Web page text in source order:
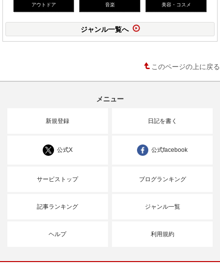
アウトドア 音楽 美容・コスメ
ジャンル一覧へ
このページの上に戻る
メニュー
新規登録 日記を書く
公式X 公式facebook
サービストップ ブログランキング
記事ランキング ジャンル一覧
ヘルプ 利用規約